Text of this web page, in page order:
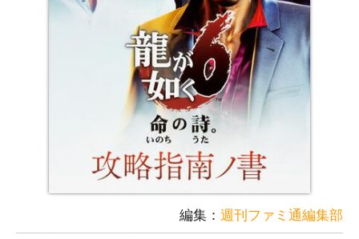
編集： 週刊ファミ通編集部